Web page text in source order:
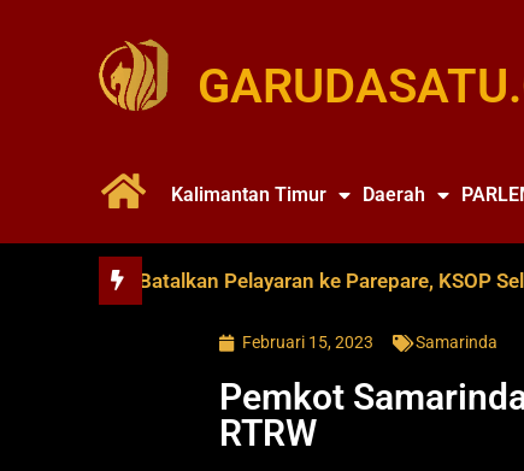
Kalimantan Timur Daerah
Soya Batalkan Pelayaran ke Parepare, KSOP Selidiki
Februari 15, 2023 Samarinda
Pemkot
RTRW